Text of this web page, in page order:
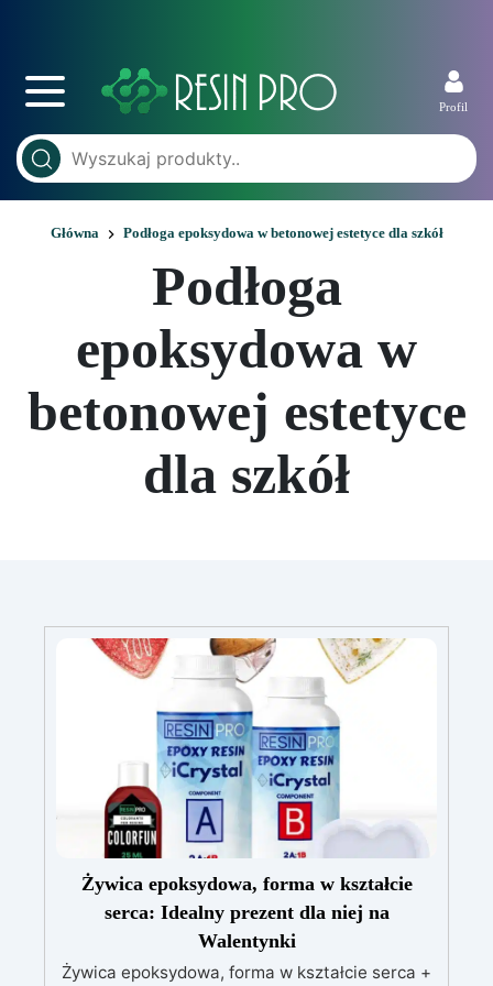
Profil
Główna Podłoga epoksydowa w betonowej estetyce dla szkół
Podłoga
epoksydowa w
betonowej estetyce
dla szkół
Żywica epoksydowa, forma w kształcie
serca: Idealny prezent dla niej na
Walentynki
Żywica epoksydowa, forma w kształcie serca +